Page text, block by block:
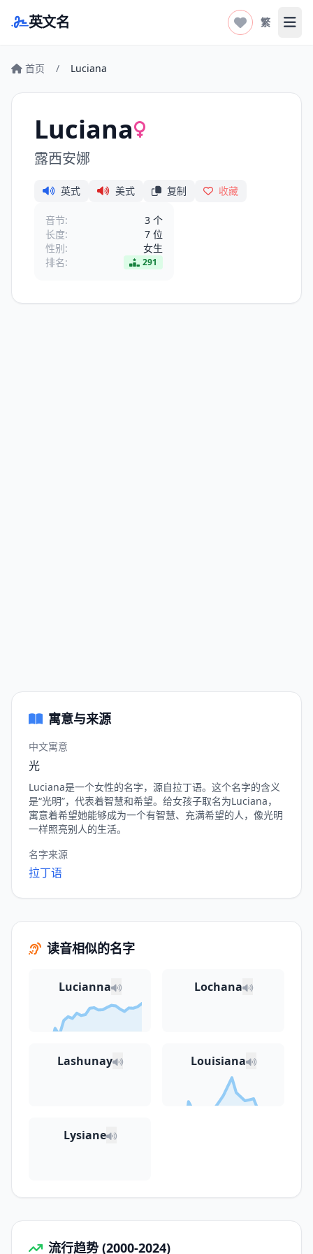
英文名 繁 打
首页 / Luciana
Luciana
露西安娜
英式 美式 复制 收藏
音节:
3 个
长度:
7 位
性别:
女生
排名:
291
寓意与来源
中文寓意
光
Luciana是一个女性的名字，源自拉丁语。这个名字的含义
是“光明”，代表着智慧和希望。给女孩子取名为Luciana，
寓意着希望她能够成为一个有智慧、充满希望的人，像光明
一样照亮别人的生活。
名字来源
拉丁语
读音相似的名字
Lucianna Lochana
Lashunay Louisiana
Lysiane
流行趋势 (2000-2024)